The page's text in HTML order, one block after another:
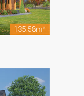
135.58m²